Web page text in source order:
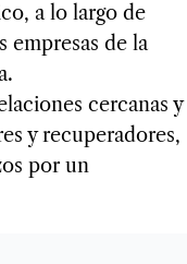
a lo largo de
empresas de la
cercanas y
y recuperadores,
por un